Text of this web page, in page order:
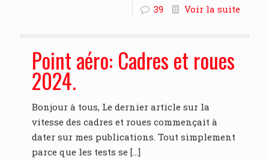
39 Voir la suite
Point aéro: Cadres et roues
2024.
Bonjour à tous, Le dernier article sur la
vitesse des cadres et roues commençait à
dater sur mes publications. Tout simplement
parce que les tests se […]